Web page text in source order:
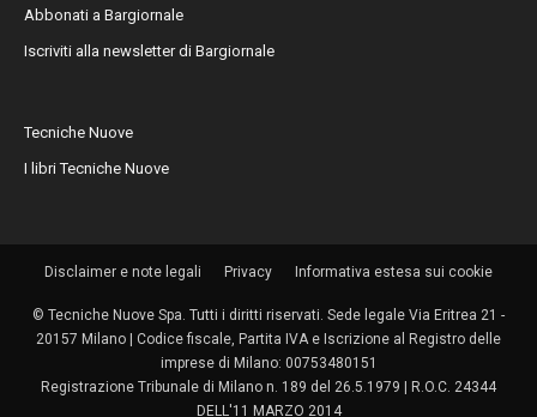
Abbonati a Bargiornale
Iscriviti alla newsletter di Bargiornale
Tecniche Nuove
I libri Tecniche Nuove
Disclaimer e note legali Privacy Informativa estesa sui cookie
© Tecniche Nuove Spa. Tutti i diritti riservati. Sede legale Via Eritrea 21 -
20157 Milano | Codice fiscale, Partita IVA e Iscrizione al Registro delle
imprese di Milano: 00753480151
Registrazione Tribunale di Milano n. 189 del 26.5.1979 | R.O.C. 24344
DELL'11 MARZO 2014